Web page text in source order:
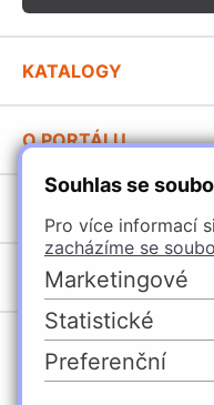
Souhlas se
Pro více informací
zacházíme se
Marketingové
Statistické
Preferenční
KATALOGY
Stavební katalog Häfele
Brožury Häfele
O PORTÁLU
Provozovatel portálu
Jak používat portál
Úchytky
Nábytkové kování
Vybavení kuchyní
Osvětlení a elektro
POBOČKY
Domašín
Vyškov